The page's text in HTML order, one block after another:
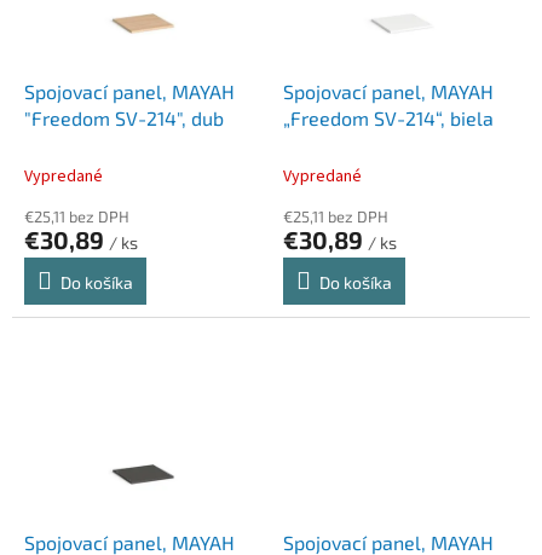
Spojovací panel, MAYAH
"Freedom SV-214", dub
Vypredané
€25,11 bez DPH
€30,89 / ks
Do košíka
Spojovací panel, MAYAH
„Freedom SV-214“, biela
Vypredané
€25,11 bez DPH
€30,89 / ks
Do košíka
Spojovací panel, MAYAH
Spojovací panel, MAYAH